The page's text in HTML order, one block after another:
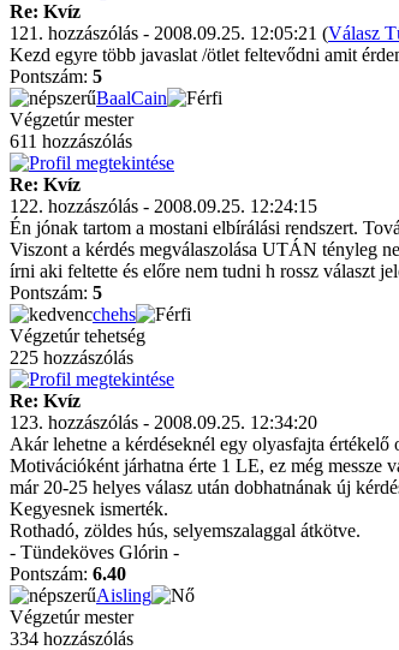
Re: Kvíz
121. hozzászólás - 2008.09.25. 12:05:21 (Válasz
Kezd egyre több javaslat /ötlet feltevődni amit
Pontszám: 5
BaalCain
Végzetúr mester
611 hozzászólás
Re: Kvíz
122. hozzászólás - 2008.09.25. 12:24:15
Én jónak tartom a mostani elbírálási rendszert.
Viszont a kérdés megválaszolása UTÁN tényleg
írni aki feltette és előre nem tudni h rossz választ
Pontszám: 5
chehs
Végzetúr tehetség
225 hozzászólás
Re: Kvíz
123. hozzászólás - 2008.09.25. 12:34:20
Akár lehetne a kérdéseknél egy olyasfajta
Motivációként járhatna érte 1 LE, ez még messze
már 20-25 helyes válasz után dobhatnának új
Kegyesnek ismerték.
Rothadó, zöldes hús, selyemszalaggal átkötve.
- Tündeköves Glórin -
Pontszám: 6.40
Aisling
Végzetúr mester
334 hozzászólás